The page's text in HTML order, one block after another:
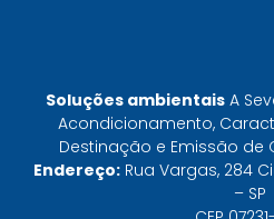
gerenciamento de
TODAS
Soluções ambientaisA
Acondicionamento,
Destinação e Emissão de
Endereço:Rua Vargas, 284
– SP